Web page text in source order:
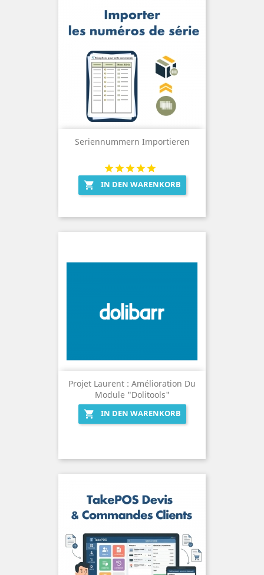
Seriennummern Importieren
 IN DEN WARENKORB
Projet Laurent : Amélioration Du
Module "Dolitools"

IN DEN WARENKORB